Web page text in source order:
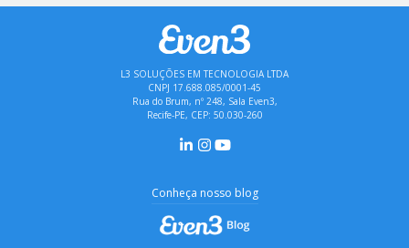
L3 SOLUÇÕES EM TECNOLOGIA LTDA
CNPJ 17.688.085/0001-45
Rua do Brum, nº 248, Sala Even3,
Recife-PE, CEP: 50.030-260
Conheça nosso blog